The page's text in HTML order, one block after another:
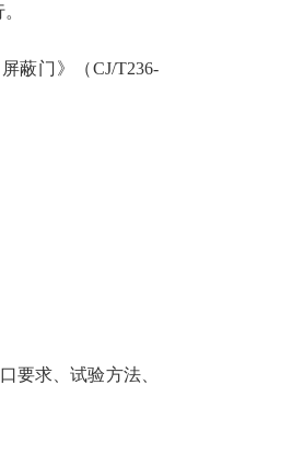
蔽门》（CJ/T236-
要求、试验方法、